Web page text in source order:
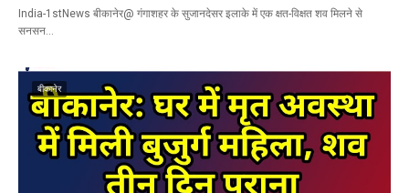
India-1stNews बीकानेर@ गंगाशहर के सुजानदेसर इलाके में एक क्षत-विक्षत शव मिलने से
सनसन…
बीकानेर